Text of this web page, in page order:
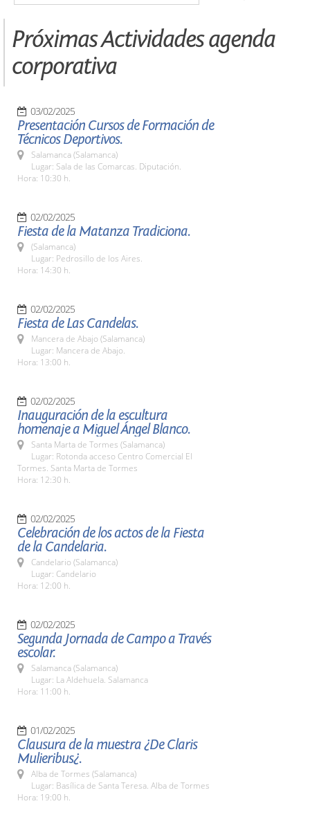
Próximas Actividades agenda
corporativa
03/02/2025
Presentación Cursos de Formación de
Técnicos Deportivos.
Salamanca (Salamanca)
Lugar: Sala de las Comarcas. Diputación.
Hora: 10:30 h.
02/02/2025
Fiesta de la Matanza Tradiciona.
(Salamanca)
Lugar: Pedrosillo de los Aires.
Hora: 14:30 h.
02/02/2025
Fiesta de Las Candelas.
Mancera de Abajo (Salamanca)
Lugar: Mancera de Abajo.
Hora: 13:00 h.
02/02/2025
Inauguración de la escultura
homenaje a Miguel Ángel Blanco.
Santa Marta de Tormes (Salamanca)
Lugar: Rotonda acceso Centro Comercial El
Tormes. Santa Marta de Tormes
Hora: 12:30 h.
02/02/2025
Celebración de los actos de la Fiesta
de la Candelaria.
Candelario (Salamanca)
Lugar: Candelario
Hora: 12:00 h.
02/02/2025
Segunda Jornada de Campo a Través
escolar.
Salamanca (Salamanca)
Lugar: La Aldehuela. Salamanca
Hora: 11:00 h.
01/02/2025
Clausura de la muestra ¿De Claris
Mulieribus¿.
Alba de Tormes (Salamanca)
Lugar: Basílica de Santa Teresa. Alba de Tormes
Hora: 19:00 h.